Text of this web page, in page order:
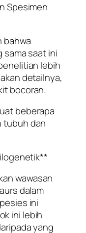
Spesimen
bahwa
sama saat ini
lebih
detailnya,
bocoran.
beberapa
tubuh dan
wawasan
dalam
ini
ini lebih
yang